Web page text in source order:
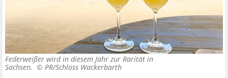
Federweißer wird in diesem Jahr zur Rarität in
Sachsen. © PR/Schloss Wackerbarth